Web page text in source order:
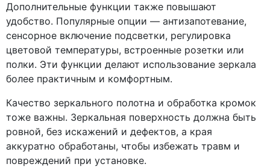
Дополнительные функции также повышают
удобство. Популярные опции — антизапотевание,
сенсорное включение подсветки, регулировка
цветовой температуры, встроенные розетки или
полки. Эти функции делают использование зеркала
более практичным и комфортным.
Качество зеркального полотна и обработка кромок
тоже важны. Зеркальная поверхность должна быть
ровной, без искажений и дефектов, а края
аккуратно обработаны, чтобы избежать травм и
повреждений при установке.